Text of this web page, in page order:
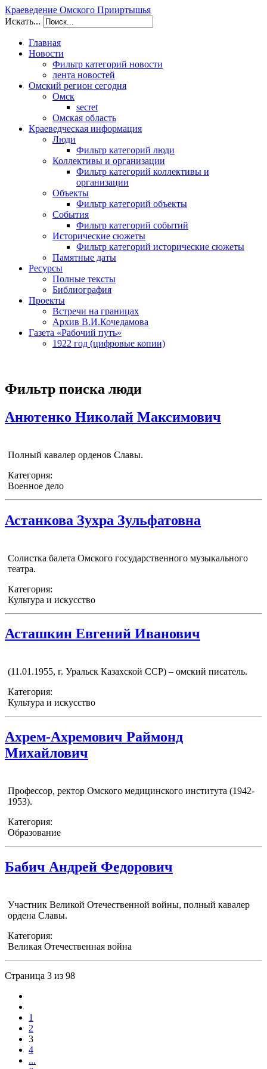
Краеведение Омского Прииртышья
Искать...
Главная
Новости
Фильтр категорий новости
лента новостей
Омский регион сегодня
Омск
secret
Омская область
Краеведческая информация
Люди
Фильтр категорий люди
Коллективы и организации
Фильтр категорий коллективы и
организации
Объекты
Фильтр категорий объекты
События
Фильтр категорий событий
Исторические сюжеты
Фильтр категорий исторические сюжеты
Памятные даты
Ресурсы
Полные тексты
Библиография
Проекты
Встречи на границах
Архив В.И.Кочедамова
Газета «Рабочий путь»
1922 год (цифровые копии)
Фильтр поиска люди
Анютенко Николай Максимович
Полный кавалер орденов Славы.
Категория:
Военное дело
Астанкова Зухра Зульфатовна
Солистка балета Омского государственного музыкального
театра.
Категория:
Культура и искусство
Асташкин Евгений Иванович
(11.01.1955, г. Уральск Казахской ССР) – омский писатель.
Категория:
Культура и искусство
Ахрем-Ахремович Раймонд
Михайлович
Профессор, ректор Омского медицинского института (1942-
1953).
Категория:
Образование
Бабич Андрей Федорович
Участник Великой Отечественной войны, полный кавалер
ордена Славы.
Категория:
Великая Отечественная война
Страница 3 из 98
1
2
3
4
...